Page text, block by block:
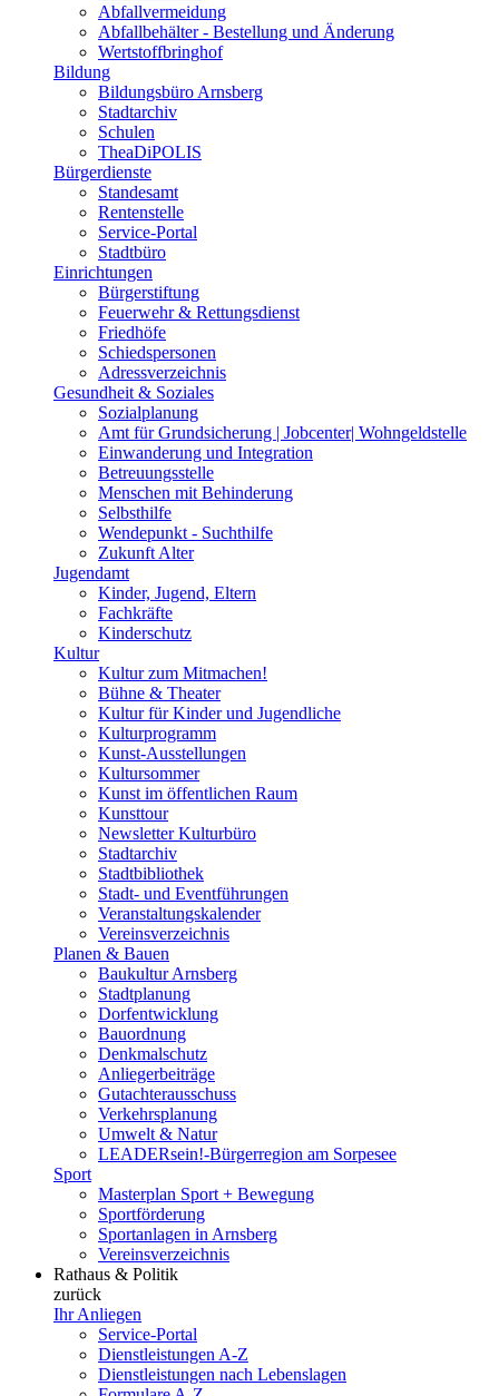
Abfallvermeidung
Abfallbehälter - Bestellung und Änderung
Wertstoffbringhof
Bildung
Bildungsbüro Arnsberg
Stadtarchiv
Schulen
TheaDiPOLIS
Bürgerdienste
Standesamt
Rentenstelle
Service-Portal
Stadtbüro
Einrichtungen
Bürgerstiftung
Feuerwehr & Rettungsdienst
Friedhöfe
Schiedspersonen
Adressverzeichnis
Gesundheit & Soziales
Sozialplanung
Amt für Grundsicherung | Jobcenter| Wohngeldstelle
Einwanderung und Integration
Betreuungsstelle
Menschen mit Behinderung
Selbsthilfe
Wendepunkt - Suchthilfe
Zukunft Alter
Jugendamt
Kinder, Jugend, Eltern
Fachkräfte
Kinderschutz
Kultur
Kultur zum Mitmachen!
Bühne & Theater
Kultur für Kinder und Jugendliche
Kulturprogramm
Kunst-Ausstellungen
Kultursommer
Kunst im öffentlichen Raum
Kunsttour
Newsletter Kulturbüro
Stadtarchiv
Stadtbibliothek
Stadt- und Eventführungen
Veranstaltungskalender
Vereinsverzeichnis
Planen & Bauen
Baukultur Arnsberg
Stadtplanung
Dorfentwicklung
Bauordnung
Denkmalschutz
Anliegerbeiträge
Gutachterausschuss
Verkehrsplanung
Umwelt & Natur
LEADERsein!-Bürgerregion am Sorpesee
Sport
Masterplan Sport + Bewegung
Sportförderung
Sportanlagen in Arnsberg
Vereinsverzeichnis
Rathaus & Politik
zurück
Ihr Anliegen
Service-Portal
Dienstleistungen A-Z
Dienstleistungen nach Lebenslagen